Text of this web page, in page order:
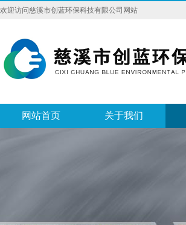
欢迎访问慈溪市创蓝环保科技有限公司网站
网站首页 关于我们